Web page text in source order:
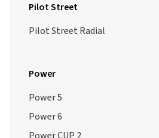
Pilot Street
Pilot Street Radial
Power
Power 5
Power 6